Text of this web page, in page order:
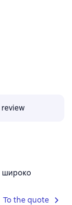
широко
To the quote